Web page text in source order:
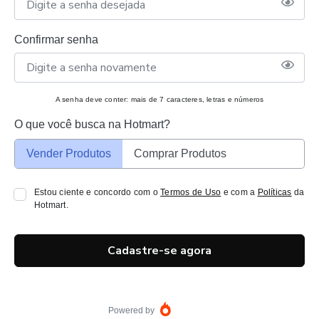
Confirmar senha
A senha deve conter: mais de 7 caracteres, letras e números
O que você busca na Hotmart?
Vender Produtos Comprar Produtos
Estou ciente e concordo com oTermos de Uso e com a Políticas da
Hotmart.
Cadastre-se agora
Powered by